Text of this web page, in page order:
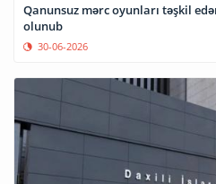
Qanunsuz mərc oyunları təşkil
olunub
30-06-2026